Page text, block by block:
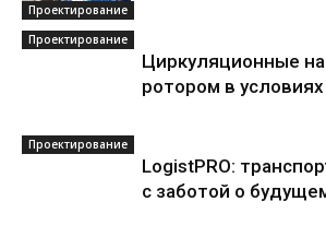
Проектирование
Проектирование
Циркуляционные
ротором в
Проектирование
LogistPRO:
с заботой о